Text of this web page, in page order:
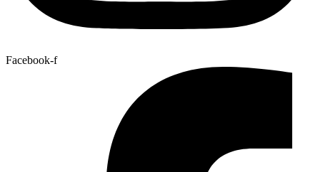
Facebook-f